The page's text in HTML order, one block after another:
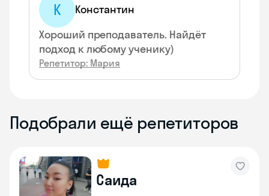
К
Константин
Хороший преподаватель. Найдёт
подход к любому ученику)
Репетитор: Мария
Подобрали ещё репетиторов
Саида